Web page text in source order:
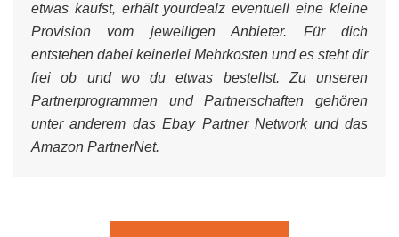
etwas kaufst, erhält yourdealz eventuell eine kleine
Provision vom jeweiligen Anbieter. Für dich
entstehen dabei keinerlei Mehrkosten und es steht dir
frei ob und wo du etwas bestellst. Zu unseren
Partnerprogrammen und Partnerschaften gehören
unter anderem das Ebay Partner Network und das
Amazon PartnerNet.